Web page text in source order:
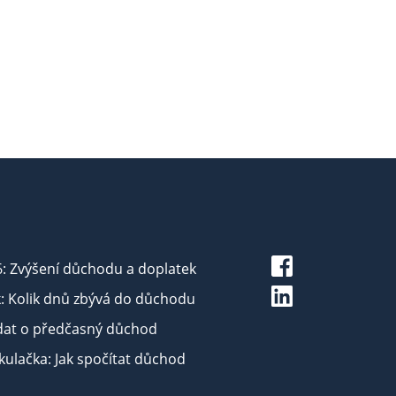
Zvýšení důchodu a doplatek
Kolik dnů zbývá do důchodu
o předčasný důchod
Jak spočítat důchod